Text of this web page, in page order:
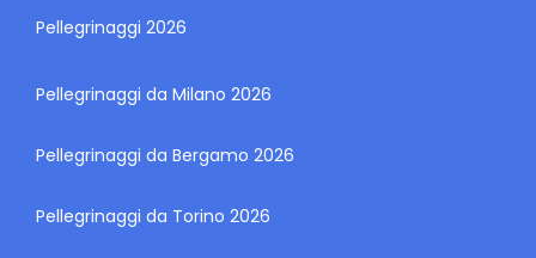
Pellegrinaggi 2026
Pellegrinaggi da Milano 2026
Pellegrinaggi da Bergamo 2026
Pellegrinaggi da Torino 2026